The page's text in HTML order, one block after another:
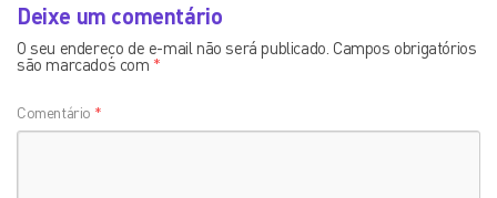
Deixe um comentário
O seu endereço de e-mail não será publicado. Campos obrigatórios
são marcados com *
Comentário *